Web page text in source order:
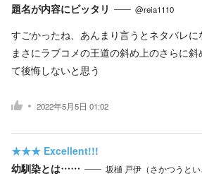
題名が内容にピッタリ
@reia1110
すごかったね、あんまり言うとネタバレ
まさにラブコメの王道の斜め上のさらに
て後悔しないと思う
2022年5月5日 01:02
★★★ Excellent!!!
幼馴染とは……
坂樋 戸伊（さかつうとい